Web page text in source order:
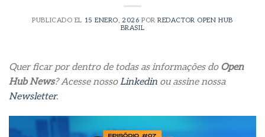
PUBLICADO EL 15 ENERO, 2026 PORREDACTOR OPEN HUB
BRASIL
Quer ficar por dentro de todas as informações do Open
Hub News? Acesse nossoLinkedin ou assine nossa
Newsletter.